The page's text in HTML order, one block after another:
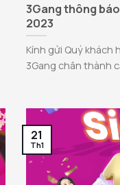
3Gang thông
2023
Kính gửi Quý khách
3Gang chân thành
21
Th1